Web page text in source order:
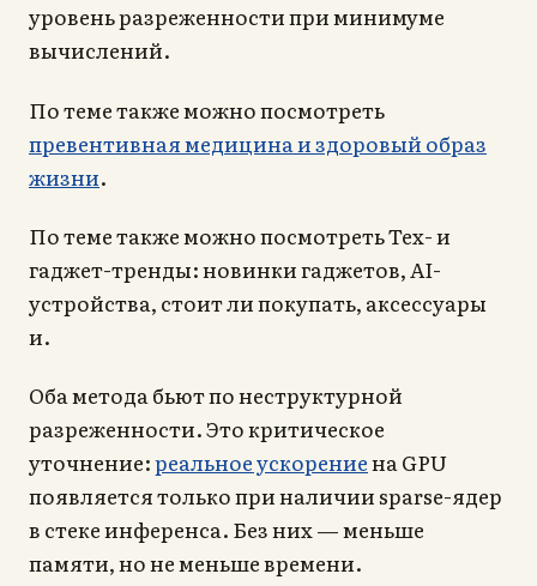
уровень разреженности при минимуме
вычислений.
По теме также можно посмотреть
превентивная медицина и здоровый образ
жизни.
По теме также можно посмотреть Тех- и
гаджет-тренды: новинки гаджетов, AI-
устройства, стоит ли покупать, аксессуары
и.
Оба метода бьют по неструктурной
разреженности. Это критическое
уточнение:реальное ускорениена GPU
появляется только при наличии sparse-ядер
в стеке инференса. Без них — меньше
памяти, но не меньше времени.